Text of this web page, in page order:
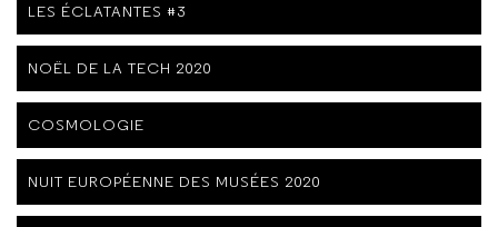
LES ÉCLATANTES #3
NOËL DE LA TECH 2020
COSMOLOGIE
NUIT EUROPÉENNE DES MUSÉES 2020